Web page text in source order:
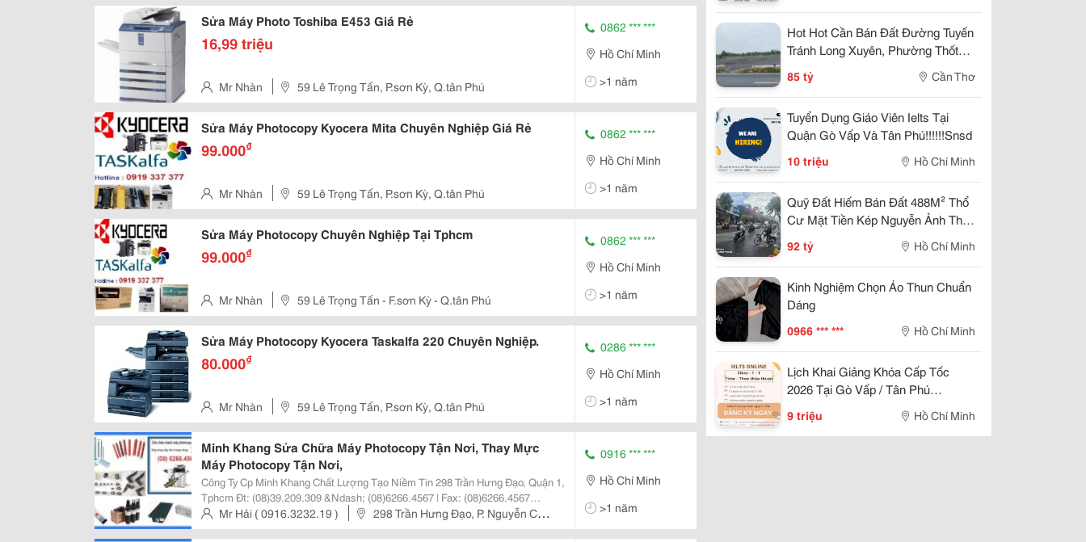
Sửa Máy Photo Toshiba E453 Giá Rẻ
16,99 triệu
Mr Nhàn 59 Lê Trọng Tấn, P.sơn Kỳ, Q.tân Phú
0862 *** ***
Hồ Chí Minh
>1 năm
Sửa Máy Photocopy Kyocera Mita Chuyên Nghiệp Giá Rẻ
99.000₫
Mr Nhàn 59 Lê Trọng Tấn, P.sơn Kỳ, Q.tân Phú
0862 *** ***
Hồ Chí Minh
>1 năm
Sửa Máy Photocopy Chuyên Nghiệp Tại Tphcm
99.000₫
Mr Nhàn 59 Lê Trọng Tấn - F.sơn Kỳ - Q.tân Phú
0862 *** ***
Hồ Chí Minh
>1 năm
Sửa Máy Photocopy Kyocera Taskalfa 220 Chuyên Nghiệp.
80.000₫
Mr Nhàn 59 Lê Trọng Tấn, P.sơn Kỳ, Q.tân Phú
0286 *** ***
Hồ Chí Minh
>1 năm
Minh Khang Sửa Chữa Máy Photocopy Tận Nơi, Thay Mực
Máy Photocopy Tận Nơi,
Công Ty Cp Minh Khang Chất Lượng Tạo Niềm Tin 298 Trần Hưng Đạo, Quận 1,
Tphcm Đt: (08)39.209.309 &Ndash; (08)6266.4567 | Fax: (08)6266.4567
Http://Minhkhangjsc.com Hoặc Http://Minhkhangjsc.com.vn - Lời Đầu Tiền Xin
Cho Phép Cty Min
Mr Hải ( 0916.3232.19 )
298 Trần Hưng Đạo, P. Nguyễn Cư
Trinh, Q.1, Tp Hcm, Viet Nam
0916 *** ***
Hồ Chí Minh
>1 năm
Hot Hot Cần Bán Đất Đường Tuyến
Tránh Long Xuyên, Phường Thốt
85 tỷ Cần Thơ
Tuyển Dụng Giáo Viên Ielts Tại
Quận Gò Vấp Và Tân Phú!!!!!!Snsd
10 triệu Hồ Chí Minh
Quỹ Đất Hiếm Bán Đất 488M² Thổ
Cư Mặt Tiền Kép Nguyễn Ảnh Thủ,
P.trung Mỹ Tây, Q.12, Tp.hcm
92 tỷ Hồ Chí Minh
Kinh Nghiệm Chọn Áo Thun Chuẩn
Dáng
0966 *** *** Hồ Chí Minh
Lịch Khai Giảng Khóa Cấp Tốc
2026 Tại Gò Vấp / Tân Phú
9 triệu Hồ Chí Minh